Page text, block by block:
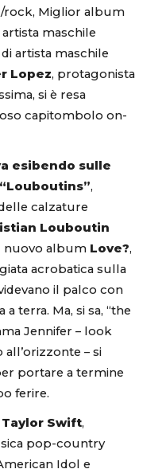
rock, Miglior album
maschile
artista maschile
Lopez, protagonista
si è resa
capitombolo on-
esibendo sulle
,
calzature
Louboutin
nuovo album Love?,
acrobatica sulla
il palco con
terra. Ma, si sa, “the
Jennifer – look
– si
portare a termine
ferire.
Swift,
pop-country
Idol e